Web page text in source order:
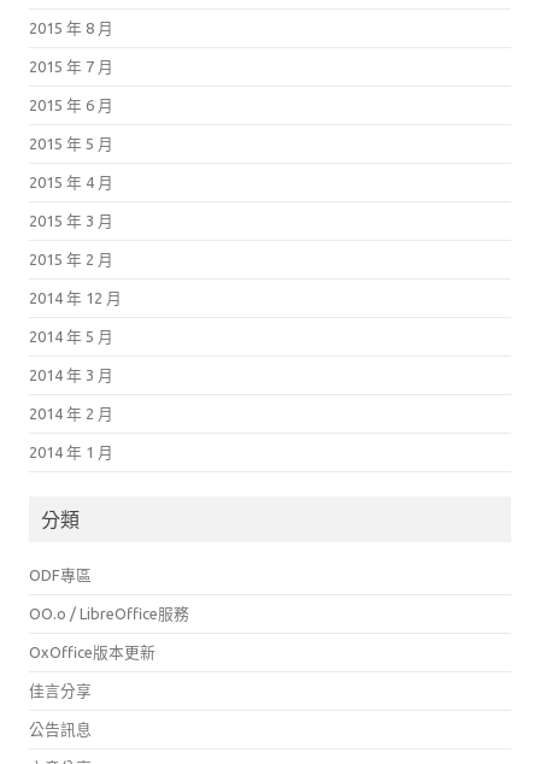
2015 年 8 月
2015 年 7 月
2015 年 6 月
2015 年 5 月
2015 年 4 月
2015 年 3 月
2015 年 2 月
2014 年 12 月
2014 年 5 月
2014 年 3 月
2014 年 2 月
2014 年 1 月
分類
ODF專區
OO.o / LibreOffice服務
OxOffice版本更新
佳言分享
公告訊息